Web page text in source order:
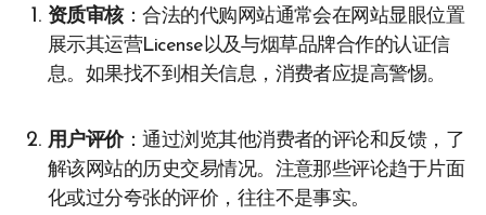
资质审核：合法的代购网站通常会在网站显眼位置
展示其运营License以及与烟草品牌合作的认证信
息。如果找不到相关信息，消费者应提高警惕。
用户评价：通过浏览其他消费者的评论和反馈，了
解该网站的历史交易情况。注意那些评论趋于片面
化或过分夸张的评价，往往不是事实。